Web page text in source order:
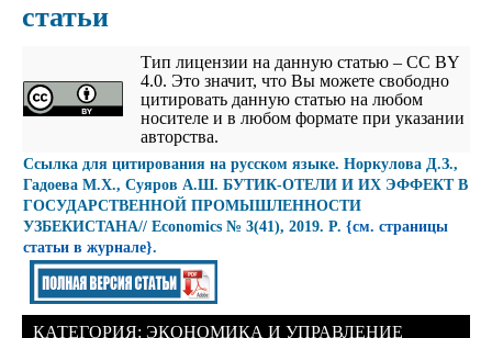
статьи
Тип лицензии на данную статью – CC BY
4.0. Это значит, что Вы можете свободно
цитировать данную статью на любом
носителе и в любом формате при указании
авторства.
Cсылка для цитирования на русском языке. Норкулова Д.З.,
Гадоева М.Х., Суяров А.Ш. БУТИК-ОТЕЛИ И ИХ ЭФФЕКТ В
ГОСУДАРСТВЕННОЙ ПРОМЫШЛЕННОСТИ
УЗБЕКИСТАНА// Economics № 3(41), 2019. P. {см. страницы
статьи в журнале}.
КАТЕГОРИЯ: ЭКОНОМИКА И УПРАВЛЕНИЕ